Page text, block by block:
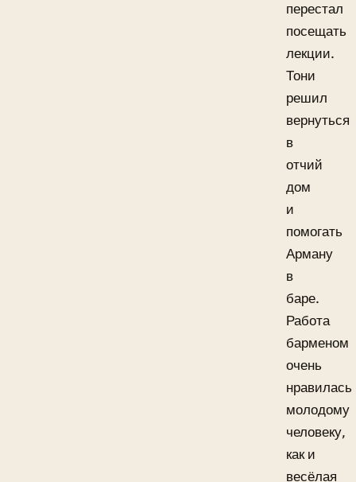
перестал
посещать
лекции.
Тони
решил
вернуться
в
отчий
дом
и
помогать
Арману
в
баре.
Работа
барменом
очень
нравилась
молодому
человеку,
как и
весёлая